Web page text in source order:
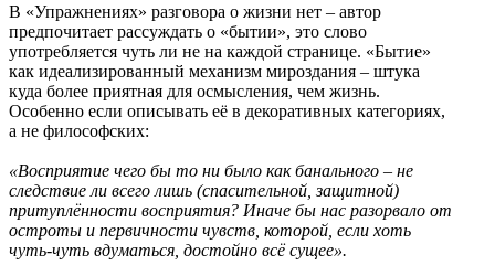
В «Упражнениях» разговора о жизни нет – автор
предпочитает рассуждать о «бытии», это слово
употребляется чуть ли не на каждой странице. «Бытие»
как идеализированный механизм мироздания – штука
куда более приятная для осмысления, чем жизнь.
Особенно если описывать её в декоративных категориях,
а не философских:
«Восприятие чего бы то ни было как банального – не
следствие ли всего лишь (спасительной, защитной)
притуплённости восприятия? Иначе бы нас разорвало от
остроты и первичности чувств, которой, если хоть
чуть-чуть вдуматься, достойно всё сущее».